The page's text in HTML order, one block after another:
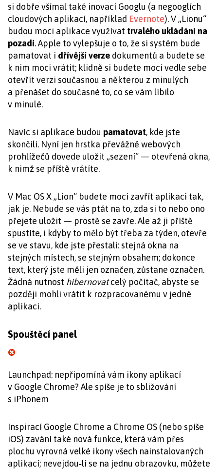
si dobře všímal také inovací Googlu (a negooglích
cloudových aplikací, například Evernote). V „Lionu“
budou moci aplikace využívat trvalého ukládání na
pozadí. Apple to vylepšuje o to, že si systém bude
pamatovat i dřívější verze dokumentů a budete se
k nim moci vrátit; klidně si budete moci vedle sebe
otevřít verzi současnou a některou z minulých
a přenášet do současné to, co se vám líbilo
v minulé.
Navíc si aplikace budou pamatovat, kde jste
skončili. Nyní jen hrstka převážně webových
prohlížečů dovede uložit „sezení“ — otevřená okna,
k nimž se příště vrátíte.
V Mac OS X „Lion“ budete moci zavřít aplikaci tak,
jak je. Nebude se vás ptát na to, zda si to nebo ono
přejete uložit — prostě se zavře. Ale až ji příště
spustíte, i kdyby to mělo být třeba za týden, otevře
se ve stavu, kde jste přestali: stejná okna na
stejných místech, se stejným obsahem; dokonce
text, který jste měli jen označen, zůstane označen.
Žádná nutnost hibernovatcelý počítač, abyste se
později mohli vrátit k rozpracovanému v jedné
aplikaci.
Spouštěcí panel
Launchpad: nepřipomíná vám ikony aplikací
v Google Chrome? Ale spíše je to sbližování
s iPhonem
Inspirací Google Chrome a Chrome OS (nebo spíše
iOS) zavání také nová funkce, která vám přes
plochu vyrovná velké ikony všech nainstalovaných
aplikací; nevejdou‑li se na jednu obrazovku, můžete